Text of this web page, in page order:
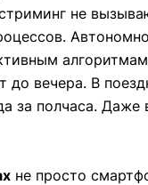
не
вечера. В
за полчаса.
не просто